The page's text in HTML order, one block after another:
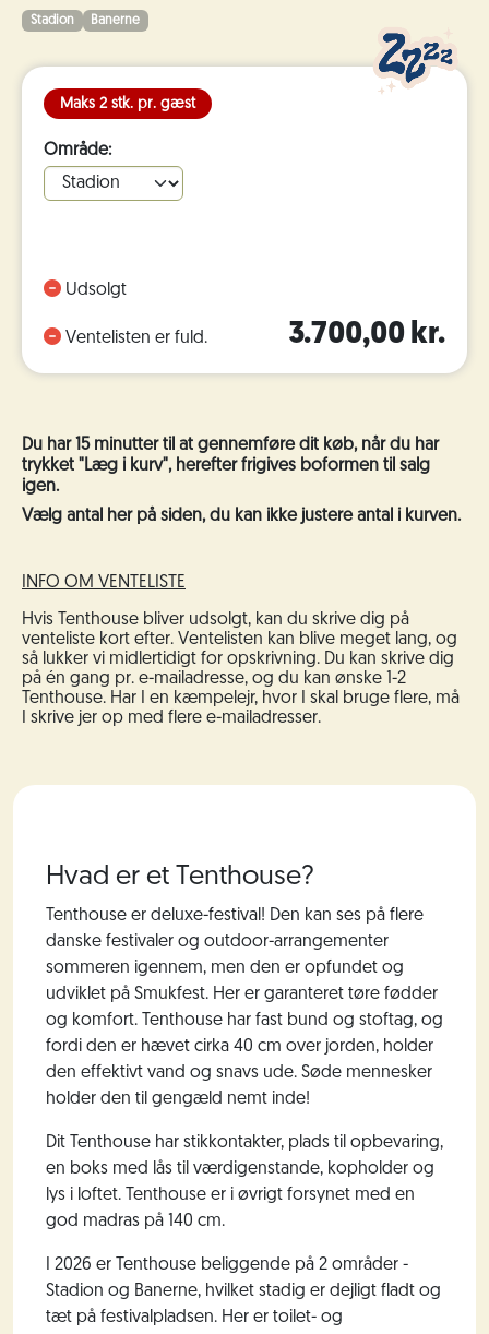
Stadion Banerne
Maks 2 stk. pr. gæst
Område:
Udsolgt
Ventelisten er fuld. 3.700,00 kr.
Du har 15 minutter til at gennemføre dit køb, når du har
trykket "Læg i kurv", herefter frigives boformen til salg
igen.
Vælg antal her på siden, du kan ikke justere antal i kurven.
INFO OM VENTELISTE
Hvis Tenthouse bliver udsolgt, kan du skrive dig på
venteliste kort efter. Ventelisten kan blive meget lang, og
så lukker vi midlertidigt for opskrivning. Du kan skrive dig
på én gang pr. e-mailadresse, og du kan ønske 1-2
Tenthouse. Har I en kæmpelejr, hvor I skal bruge flere, må
I skrive jer op med flere e-mailadresser.
Hvad er et Tenthouse?
Tenthouse er deluxe-festival! Den kan ses på flere
danske festivaler og outdoor-arrangementer
sommeren igennem, men den er opfundet og
udviklet på Smukfest. Her er garanteret tøre fødder
og komfort. Tenthouse har fast bund og stoftag, og
fordi den er hævet cirka 40 cm over jorden, holder
den effektivt vand og snavs ude. Søde mennesker
holder den til gengæld nemt inde!
Dit Tenthouse har stikkontakter, plads til opbevaring,
en boks med lås til værdigenstande, kopholder og
lys i loftet. Tenthouse er i øvrigt forsynet med en
god madras på 140 cm.
I 2026 er Tenthouse beliggende på 2 områder -
Stadion og Banerne, hvilket stadig er dejligt fladt og
tæt på festivalpladsen. Her er toilet- og